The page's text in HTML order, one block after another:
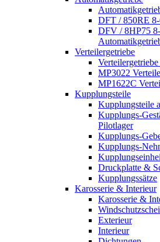
DFT / 850RE
DFV / 8HP75
Verteilergetriebe
Verteilergetriebe
MP3022
MP1622C
Kupplungsteile
Kupplungsteile
Kupplungs-
Pilotlager
Kupplungs-
Kupplungs-
Druckplatte &
Kupplungssätze
Karosserie & Interieur
Karosserie &
Exterieur
Interieur